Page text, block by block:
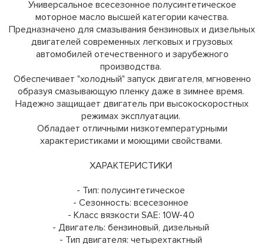
Универсальное всесезонное полусинтетическое
моторное масло высшей категории качества.
Предназначено для смазывания бензиновых и дизельных
двигателей современных легковых и грузовых
автомобилей отечественного и зарубежного
производства.
Обеспечивает "холодный" запуск двигателя, мгновенно
образуя смазывающую пленку даже в зимнее время.
Надежно защищает двигатель при высокоскоростных
режимах эксплуатации.
Обладает отличными низкотемпературными
характеристиками и моющими свойствами.
ХАРАКТЕРИСТИКИ
- Тип: полусинтетическое
- Сезонность: всесезонное
- Класс вязкости SAE: 10W-40
- Двигатель: бензиновый, дизельный
- Тип двигателя: четырехтактный